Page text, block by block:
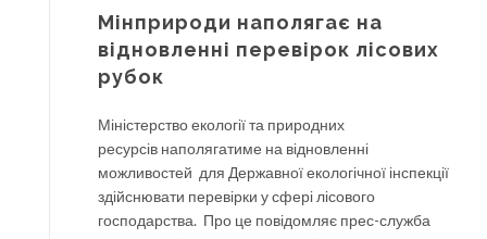
Мінприроди наполягає на
відновленні перевірок лісових
рубок
Міністерство екології та природних
ресурсів наполягатиме на відновленні
можливостей для Державної екологічної інспекції
здійснювати перевірки у сфері лісового
господарства. Про це повідомляє прес-служба